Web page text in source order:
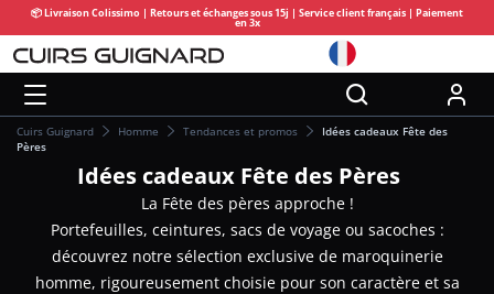
📦 Livraison Colissimo | Retours et échanges sous 15j | Service client français | Paiement
en 3x
Cuirs Guignard Homme Tendances et promos
Idées cadeaux Fête des
Pères
Idées cadeaux Fête des Pères
La Fête des pères approche !
Portefeuilles, ceintures, sacs de voyage ou sacoches :
découvrez notre sélection exclusive de maroquinerie
homme, rigoureusement choisie pour son caractère et sa